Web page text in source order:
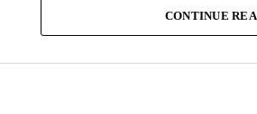
عسكريّاً، باركه رئيس الكنيسة
CONTINUE